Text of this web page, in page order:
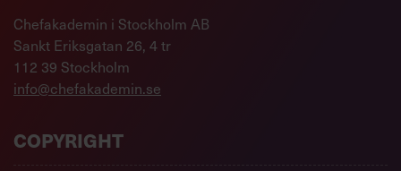
Chefakademin i Stockholm AB
Sankt Eriksgatan 26, 4 tr
112 39 Stockholm
info@chefakademin.se
COPYRIGHT